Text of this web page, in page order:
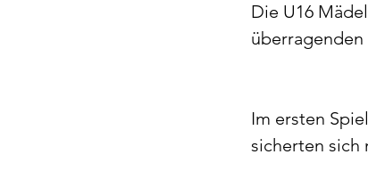
Die U16
Im ersten
sicherten sich